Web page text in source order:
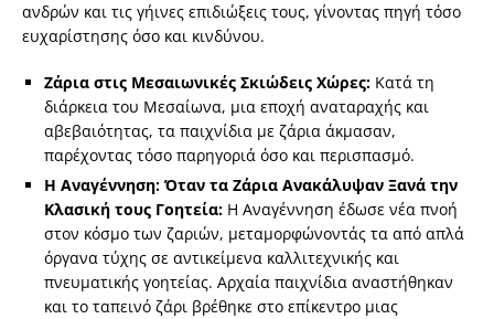
ανδρών και τις γήινες επιδιώξεις τους, γίνοντας πηγή τόσο
ευχαρίστησης όσο και κινδύνου.
Ζάρια στις Μεσαιωνικές Σκιώδεις Χώρες: Κατά τη
διάρκεια του Μεσαίωνα, μια εποχή αναταραχής και
αβεβαιότητας, τα παιχνίδια με ζάρια άκμασαν,
παρέχοντας τόσο παρηγοριά όσο και περισπασμό.
Η Αναγέννηση: Όταν τα Ζάρια Ανακάλυψαν Ξανά την
Κλασική τους Γοητεία: Η Αναγέννηση έδωσε νέα πνοή
στον κόσμο των ζαριών, μεταμορφώνοντάς τα από απλά
όργανα τύχης σε αντικείμενα καλλιτεχνικής και
πνευματικής γοητείας. Αρχαία παιχνίδια αναστήθηκαν
και το ταπεινό ζάρι βρέθηκε στο επίκεντρο μιας